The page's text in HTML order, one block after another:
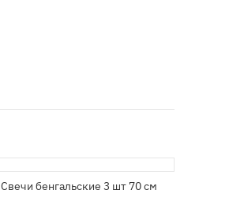
Свечи бенгальские 3 шт 70 см